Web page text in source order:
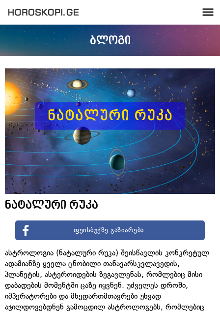
ბლოგი
ნატალური რუკა
ფეისბუქზე გაზიარება
ასტროლოგია (ნატალური რუკა) შეისწავლის კონკრეტულ
ადამიანზე ყველა ცნობილი თანავარსკვლავედის,
პლანეტის, ასტეროიდების ზეგავლენას, რომლებიც მისი
დაბადების მომენტში ცაზე იყვნენ. უძველეს დროში,
იმპერატორები და მხედართმთავრები უხვად
აჯილდოვებდნენ გამოცდილ ასტროლოგებს, რომლებიც